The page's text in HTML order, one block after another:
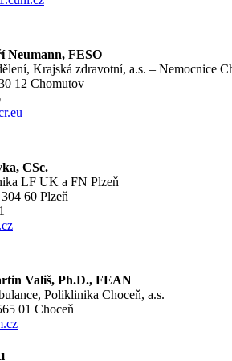
FESO
Krajská zdravotní, a.s. – Nemocnice
12 Chomutov
CSc.
LF UK a FN Plzeň
60 Plzeň
Vališ, Ph.D., FEAN
Poliklinika Choceň, a.s.
01 Choceň